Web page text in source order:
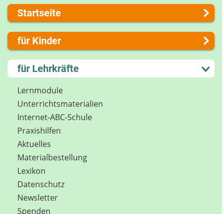
Startseite
Über uns
Presse
Kontakt
Impressum
Internet-ABC Sitemap
Barrierefreiheit
Länderprojekte
für Kinder
Lernen und Schule
Hobby und Freizeit
Spiel und Spaß
Mitreden und Mitmachen
Lexikon
Datenschutz
Newsletter
für Lehrkräfte
Lernmodule
Unterrichts­materialien
Internet-ABC-Schule
Praxishilfen
Aktuelles
Materialbestellung
Lexikon
Datenschutz
Newsletter
Spenden